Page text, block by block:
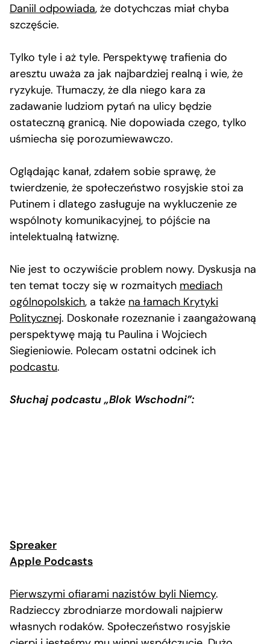
Daniil odpowiada, że dotychczas miał chyba
szczęście.
Tylko tyle i aż tyle. Perspektywę trafienia do
aresztu uważa za jak najbardziej realną i wie, że
ryzykuje. Tłumaczy, że dla niego kara za
zadawanie ludziom pytań na ulicy będzie
ostateczną granicą. Nie dopowiada czego, tylko
uśmiecha się porozumiewawczo.
Oglądając kanał, zdałem sobie sprawę, że
twierdzenie, że społeczeństwo rosyjskie stoi za
Putinem i dlatego zasługuje na wykluczenie ze
wspólnoty komunikacyjnej, to pójście na
intelektualną łatwiznę.
Nie jest to oczywiście problem nowy. Dyskusja na
ten temat toczy się w rozmaitych mediach
ogólnopolskich, a także na łamach Krytyki
Politycznej. Doskonałe rozeznanie i zaangażowaną
perspektywę mają tu Paulina i Wojciech
Siegieniowie. Polecam ostatni odcinek ich
podcastu.
Słuchaj podcastu „Blok Wschodni”:
Spreaker
Apple Podcasts
Pierwszymi ofiarami nazistów byli Niemcy.
Radzieccy zbrodniarze mordowali najpierw
własnych rodaków. Społeczeństwo rosyjskie